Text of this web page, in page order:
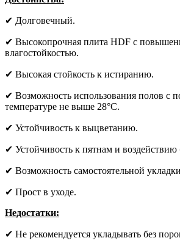
✔ Долговечный.
✔ Высокопрочная плита HDF с
влагостойкостью.
✔ Высокая стойкость к истиранию.
✔ Возможность использования полов с
температуре не выше 28°С.
✔ Устойчивость к выцветанию.
✔ Устойчивость к пятнам и
✔ Возможность самостоятельной
✔ Прост в уходе.
Недостатки:
✔ Не рекомендуется укладывать без